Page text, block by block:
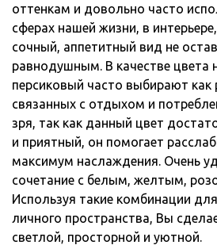
оттенкам и довольно часто
сферах нашей жизни, в
сочный, аппетитный вид не
равнодушным. В качестве цвета
персиковый часто выбирают как
связанных с отдыхом и
зря, так как данный цвет
и приятный, он помогает
максимум наслаждения. Очень
сочетание с белым, желтым,
Используя такие комбинации
личного пространства, Вы
светлой, просторной и уютной.